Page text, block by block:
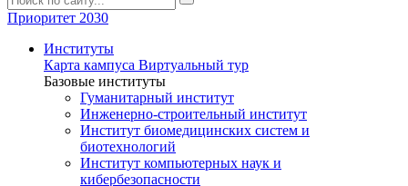
Приоритет 2030
Институты
Карта кампуса Виртуальный тур
Базовые институты
Гуманитарный институт
Инженерно-строительный институт
Институт биомедицинских систем и
биотехнологий
Институт компьютерных наук и
кибербезопасности